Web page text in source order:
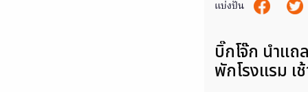
แบ่งปัน
บิ๊กโจ๊ก นำแถ
พักโรงแรม เ